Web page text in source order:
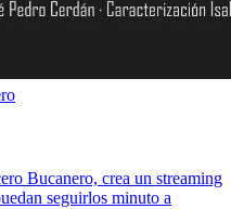
Bucanero, crea un streaming
seguirlos minuto a